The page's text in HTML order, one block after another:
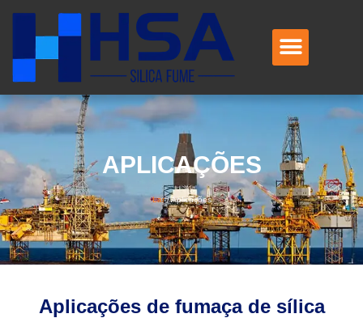
APLICAÇÕES
Lar/Aplicações
Aplicações de fumaça de sílica